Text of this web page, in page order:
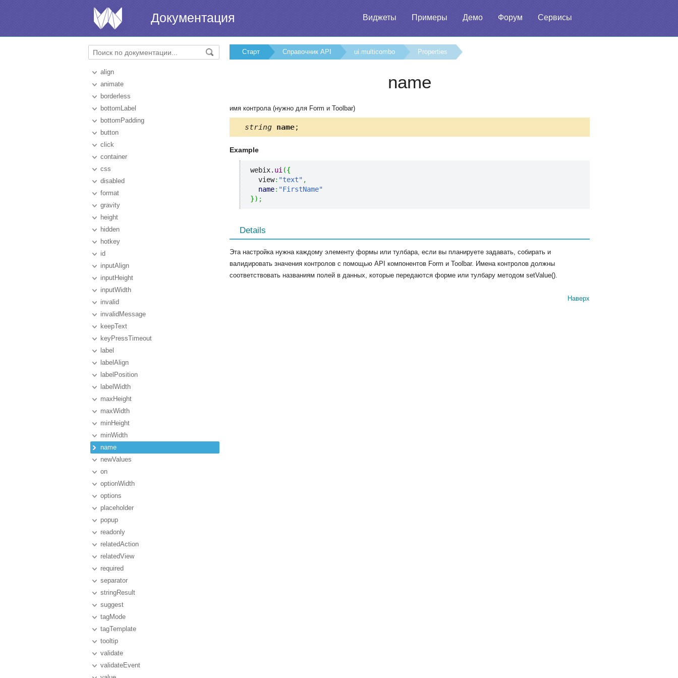
Виджеты Примеры Демо Форум Сервисы
Документация
align
animate
borderless
bottomLabel
bottomPadding
button
click
container
css
disabled
format
gravity
height
hidden
hotkey
id
inputAlign
inputHeight
inputWidth
invalid
invalidMessage
keepText
keyPressTimeout
label
labelAlign
labelPosition
labelWidth
maxHeight
maxWidth
minHeight
minWidth
name
newValues
on
optionWidth
options
placeholder
popup
readonly
relatedAction
relatedView
required
separator
stringResult
suggest
tagMode
tagTemplate
tooltip
validate
validateEvent
Старт Справочник API ui.multicombo Properties
name
имя контрола (нужно для Form и Toolbar)
string name;
Example
webix. ui ({
  view
: "text" ,
name: "FirstName"
}) ;
Details
Эта настройка нужна каждому элементу формы или тулбара, если вы планируете задавать, собирать и
валидировать значения контролов с помощью API компонентов Form и Toolbar. Имена контролов должны
соответствовать названиям полей в данных, которые передаются форме или тулбару методом setValue().
Наверх